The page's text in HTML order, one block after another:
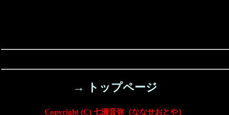
→ トップページ
Copyright (C) 七瀬音弥（ななせおとや）